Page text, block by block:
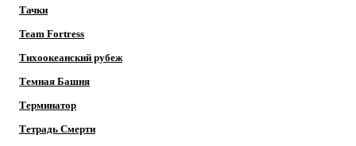
Тачки
Team Fortress
Тихоокеанский рубеж
Темная Башня
Терминатор
Тетрадь Смерти